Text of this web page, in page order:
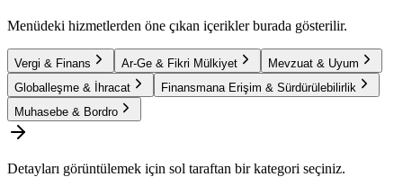
Menüdeki hizmetlerden öne çıkan içerikler burada gösterilir.
Vergi & Finans Ar-Ge & Fikri Mülkiyet
Mevzuat & Uyum
Globalleşme & İhracat
Finansmana Erişim & Sürdürülebilirlik
Muhasebe & Bordro
Detayları görüntülemek için sol taraftan bir kategori seçiniz.